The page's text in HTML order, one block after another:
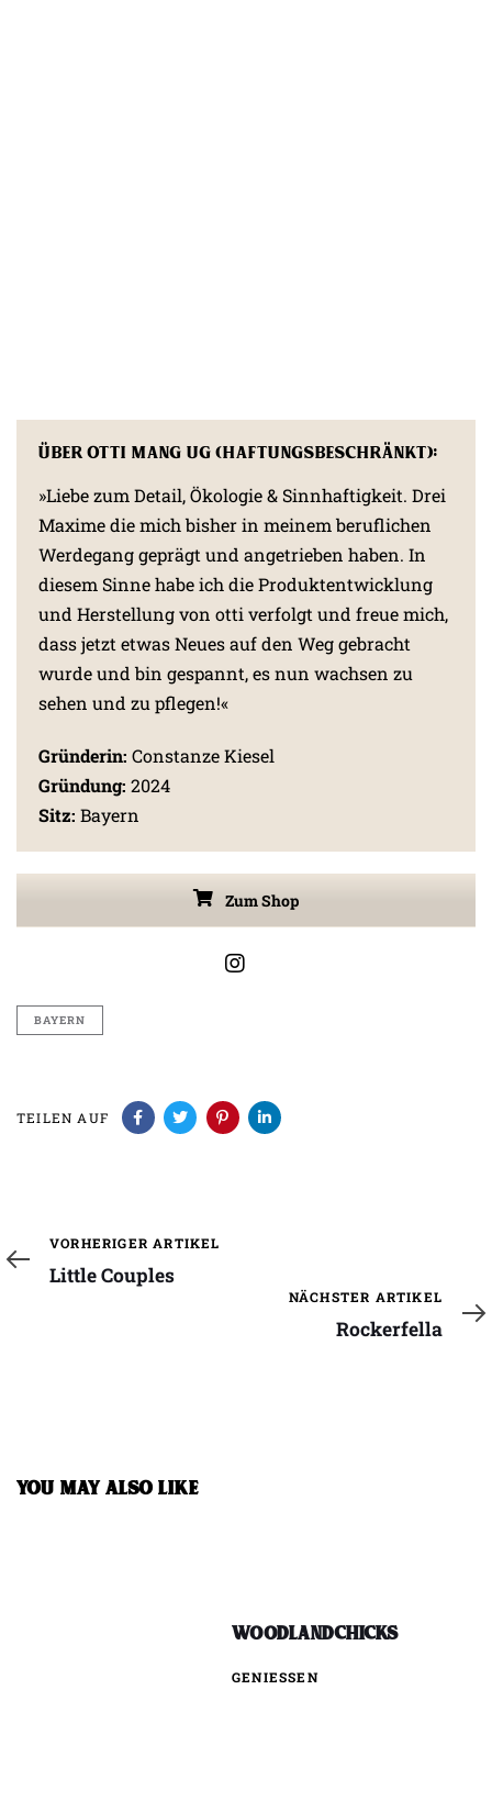
Über otti mang UG (haftungsbeschränkt):
»Liebe zum Detail, Ökologie & Sinnhaftigkeit. Drei
Maxime die mich bisher in meinem beruflichen
Werdegang geprägt und angetrieben haben. In
diesem Sinne habe ich die Produktentwicklung
und Herstellung von otti verfolgt und freue mich,
dass jetzt etwas Neues auf den Weg gebracht
wurde und bin gespannt, es nun wachsen zu
sehen und zu pflegen!«
Gründerin: Constanze Kiesel
Gründung: 2024
Sitz: Bayern
Zum Shop
BAYERN
TEILEN AUF
Vorheriger
Artikel
VORHERIGER ARTIKEL
Little Couples
Nächster
Artikel
NÄCHSTER ARTIKEL
Rockerfella
YOU MAY ALSO LIKE
WOODLANDCHICKS
GENIESSEN